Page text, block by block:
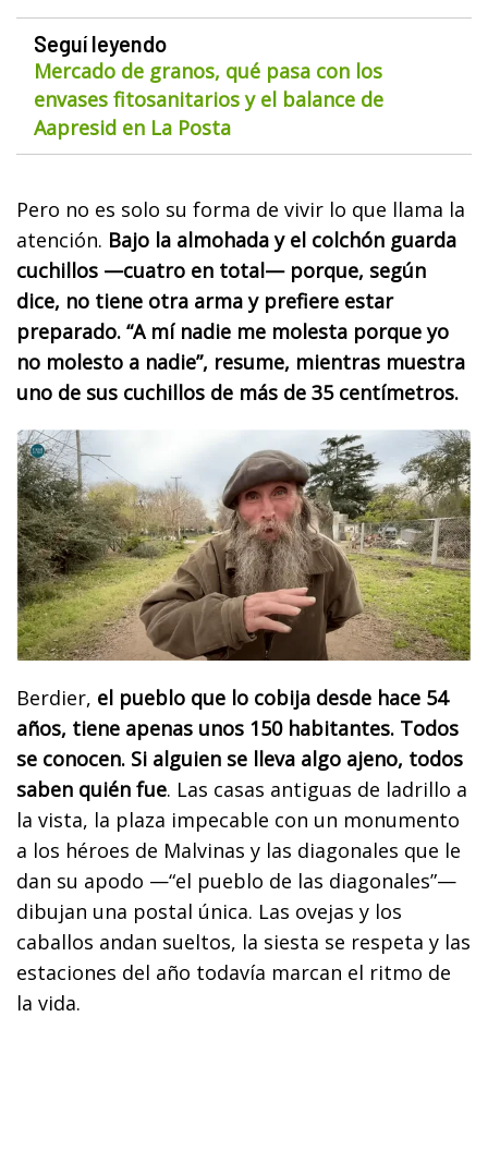
Seguí leyendo
Mercado de granos, qué pasa con los
envases fitosanitarios y el balance de
Aapresid en La Posta
Pero no es solo su forma de vivir lo que llama la
atención. Bajo la almohada y el colchón guarda
cuchillos —cuatro en total— porque, según
dice, no tiene otra arma y prefiere estar
preparado. “A mí nadie me molesta porque yo
no molesto a nadie”, resume, mientras muestra
uno de sus cuchillos de más de 35 centímetros.
Berdier, el pueblo que lo cobija desde hace 54
años, tiene apenas unos 150 habitantes. Todos
se conocen. Si alguien se lleva algo ajeno, todos
saben quién fue. Las casas antiguas de ladrillo a
la vista, la plaza impecable con un monumento
a los héroes de Malvinas y las diagonales que le
dan su apodo —“el pueblo de las diagonales”—
dibujan una postal única. Las ovejas y los
caballos andan sueltos, la siesta se respeta y las
estaciones del año todavía marcan el ritmo de
la vida.